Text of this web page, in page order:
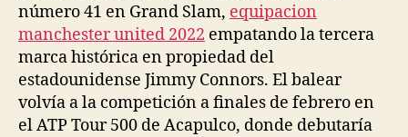
número 41 en Grand Slam, equipacion
manchester united 2022 empatando la tercera
marca histórica en propiedad del
estadounidense Jimmy Connors. El balear
volvía a la competición a finales de febrero en
el ATP Tour 500 de Acapulco, donde debutaría